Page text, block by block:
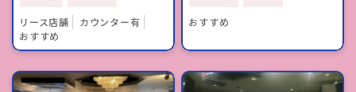
リース店舗
カウンター有
おすすめ
おすすめ